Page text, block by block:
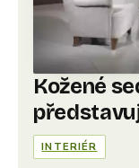
Kožené
INTERIÉR